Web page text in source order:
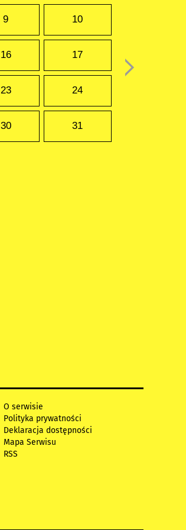
9 10
16 17
23 24
30 31
O serwisie
Polityka prywatności
Deklaracja dostępności
Mapa Serwisu
RSS